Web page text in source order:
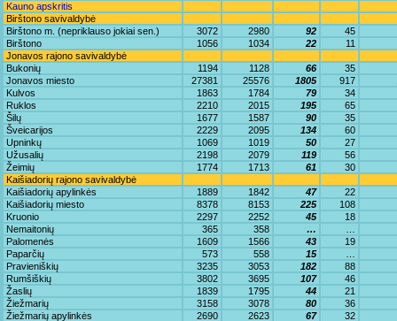
Kauno apskritis
Birštono savivaldybė
Birštono m. (nepriklauso jokiai sen.)
3072 2980 92
45
Birštono
1056 1034 22
11
Jonavos rajono savivaldybė
Bukonių
1194 1128 66
35
Jonavos miesto
27381 25576 1805 917
Kulvos
1863 1784 79
34
Ruklos
2210 2015 195
65
Šilų
1677 1587 90
35
Šveicarijos
2229 2095 134
60
Upninkų
1069 1019 50
27
Užusalių
2198 2079 119
56
Žeimių
1774 1713 61
30
Kaišiadorių rajono savivaldybė
Kaišiadorių apylinkės
1889 1842 47
22
Kaišiadorių miesto
8378 8153 225
108
Kruonio
2297 2252 45
18
Nemaitonių
365 358 …
Palomenės
1609 1566 43
19
Paparčių
573 558 15
Pravieniškių
3235 3053 182
88
Rumšiškių
3802 3695 107
46
Žaslių
1839 1795 44
21
Žiežmarių
3158 3078 80
36
Žiežmarių apylinkės
2690 2623 67
32